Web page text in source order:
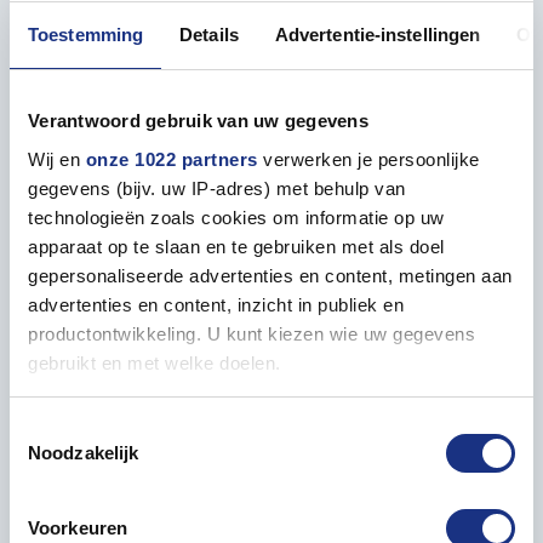
Toestemming Details Advertentie-instellingen
Verantwoord gebruik van uw gegevens
Wij en onze 1022 partners verwerken je persoonlijke
gegevens (bijv. uw IP-adres) met behulp van
technologieën zoals cookies om informatie op uw
apparaat op te slaan en te gebruiken met als doel
gepersonaliseerde advertenties en content, metingen aan
advertenties en content, inzicht in publiek en
productontwikkeling. U kunt kiezen wie uw gegevens
gebruikt en met welke doelen.
Informatie verzamelen over uw geografische locatie,
Uw apparaat identificeren door het actief te scannen
Noodzakelijk
Voorkeuren
Bestel vandaag nog je Italeri 1:48 Lockheed P-38J
elegantie van dit legendarische vliegtuig in jouw
eigen collectie.
Eigenschappen
ALGEMEEN